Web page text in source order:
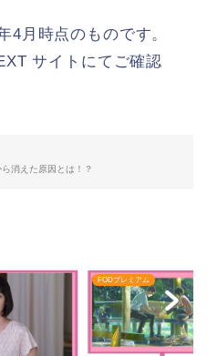
4月時点のものです。
サイトにてご確認
消えた原因とは！？
FODプレミアム